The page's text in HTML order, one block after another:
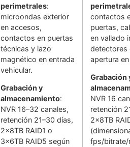
perimetrales:
microondas exterior
en accesos,
contactos en puertas
técnicas y lazo
magnético en entrada
vehicular.
Grabación y
almacenamiento:
NVR 16–32 canales,
retención 21–30 días,
2x8TB RAID1 o
3x6TB RAID5 según
contactos
puertas,
en vallado
detectores
apertura
Grabación
NVR 16
retención
2x8TB
fps/bitrate/